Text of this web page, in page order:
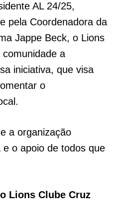
AL 24/25,
pela Coordenadora da
Jappe Beck, o Lions
a
iniciativa, que visa
o
a organização
o apoio de todos que
Lions Clube Cruz